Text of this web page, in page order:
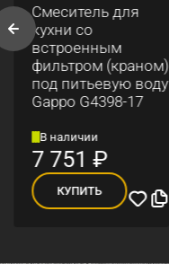
Смеситель для
кухни со
встроенным
фильтром (краном)
под питьевую воду
Gappo G4398-17
В наличии
7 751 ₽
КУПИТЬ